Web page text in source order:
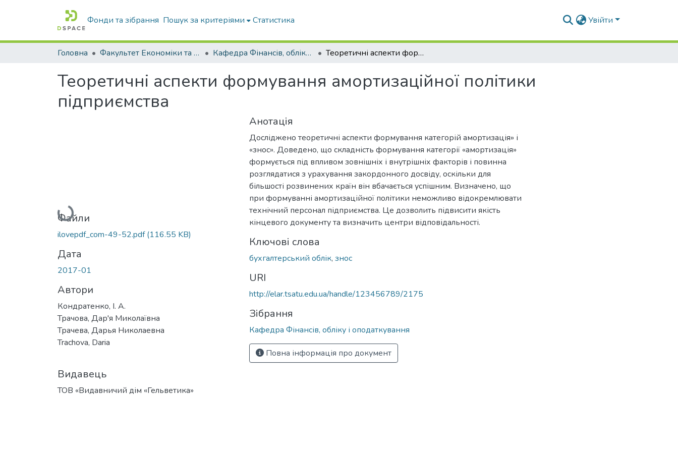
Фонди та зібрання Пошук за критеріями Статистика Увійти
Головна Факультет Економіки та бізнесу Кафедра Фінансів, обліку і оподаткування Теоретичні аспекти формування амортизаційної політики підприємства
Теоретичні аспекти формування амортизаційної політики
підприємства
Вантажиться...
Файли
ilovepdf_com-49-52.pdf(116.55 KB)
Дата
2017-01
Автори
Кондратенко, І. А.
Трачова, Дар'я Миколаївна
Трачева, Дарья Николаевна
Trachova, Daria
Видавець
ТОВ «Видавничий дім «Гельветика»
Анотація
Досліджено теоретичні аспекти формування категорій амортизація» і
«знос». Доведено, що складність формування категорії «амортизація»
формується під впливом зовнішніх і внутрішніх факторів і повинна
розглядатися з урахування закордонного досвіду, оскільки для
більшості розвинених країн він вбачається успішним. Визначено, що
при формуванні амортизаційної політики неможливо відокремлювати
технічний персонал підприємства. Це дозволить підвисити якість
кінцевого документу та визначить центри відповідальності.
Ключові слова
бухгалтерський облік, знос
URI
http://elar.tsatu.edu.ua/handle/123456789/2175
Зібрання
Кафедра Фінансів, обліку і оподаткування
Повна інформація про документ